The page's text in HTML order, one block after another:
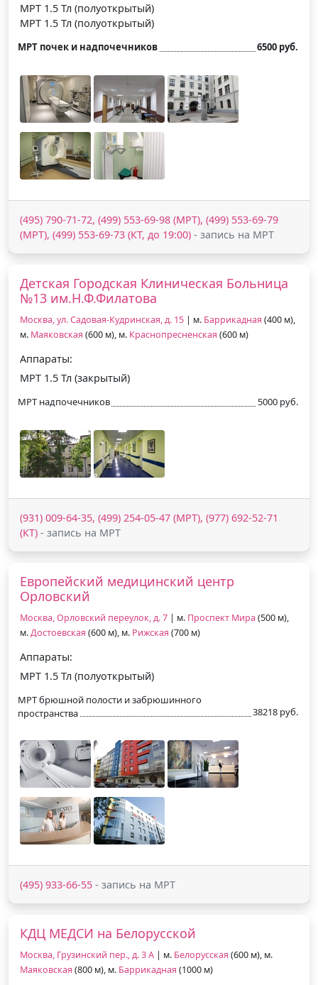
МРТ 1.5 Тл (полуоткрытый)
МРТ 1.5 Тл (полуоткрытый)
МРТ почек и надпочечников 6500 руб.
(495) 790-71-72, (499) 553-69-98 (МРТ), (499) 553-69-79
(МРТ), (499) 553-69-73 (КТ, до 19:00) - запись на МРТ
Детская Городская Клиническая Больница
№13 им.Н.Ф.Филатова
Москва, ул. Садовая-Кудринская, д. 15 | м. Баррикадная (400 м),
м. Маяковская (600 м), м. Краснопресненская (600 м)
Аппараты:
МРТ 1.5 Тл (закрытый)
МРТ надпочечников 5000 руб.
(931) 009-64-35, (499) 254-05-47 (МРТ), (977) 692-52-71
(КТ) - запись на МРТ
Европейский медицинский центр
Орловский
Москва, Орловский переулок, д. 7 | м. Проспект Мира (500 м),
м.Достоевская (600 м), м. Рижская (700 м)
Аппараты:
МРТ 1.5 Тл (полуоткрытый)
МРТ брюшной полости и забрюшинного
пространства
38218 руб.
(495) 933-66-55 - запись на МРТ
КДЦ МЕДСИ на Белорусской
Москва, Грузинский пер., д. 3 А | м. Белорусская (600 м), м.
Маяковская (800 м), м. Баррикадная (1000 м)